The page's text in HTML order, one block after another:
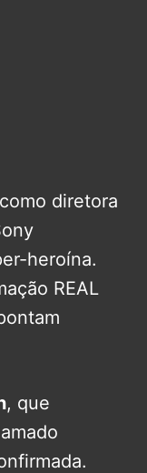
diretora
heroína.
REAL
, que